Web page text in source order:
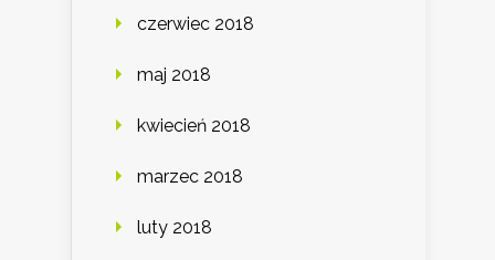
czerwiec 2018
maj 2018
kwiecień 2018
marzec 2018
luty 2018